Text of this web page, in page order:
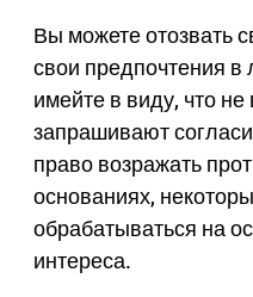
Вы можете отозвать
свои предпочтения
имейте в виду, что
запрашивают
право возражать
основаниях,
обрабатываться на
интереса.